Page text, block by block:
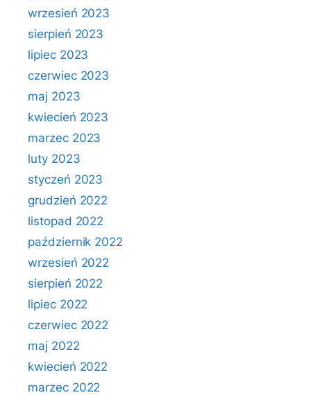
wrzesień 2023
sierpień 2023
lipiec 2023
czerwiec 2023
maj 2023
kwiecień 2023
marzec 2023
luty 2023
styczeń 2023
grudzień 2022
listopad 2022
październik 2022
wrzesień 2022
sierpień 2022
lipiec 2022
czerwiec 2022
maj 2022
kwiecień 2022
marzec 2022